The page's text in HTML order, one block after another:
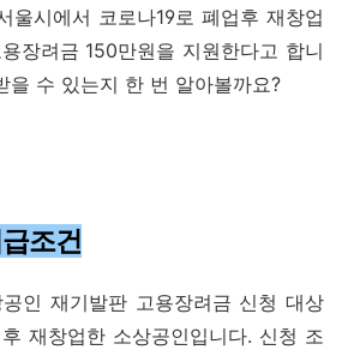
울시에서 코로나19로 폐업후 재창업
장려금 150만원을 지원한다고 합니
을 수 있는지 한 번 알아볼까요?
조건
인 재기발판 고용장려금 신청 대상
재창업한 소상공인입니다. 신청 조